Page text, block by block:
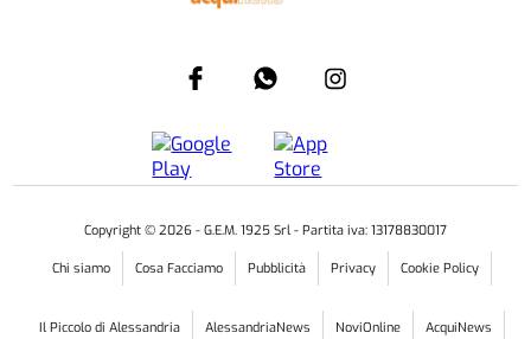
Copyright © 2026 - G.E.M. 1925 Srl - Partita iva: 13178830017
Chi siamo Cosa Facciamo Pubblicità Privacy Cookie Policy
Il Piccolo di Alessandria AlessandriaNews NoviOnline
AcquiNews